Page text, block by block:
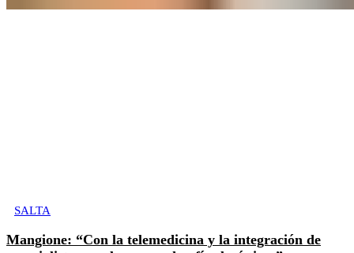
SALTA
Mangione: “Con la telemedicina y la integración de